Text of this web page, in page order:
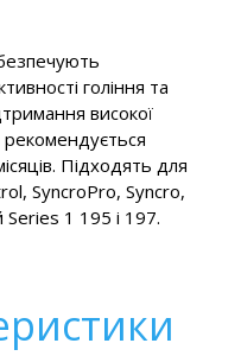
гоління та
високої
Підходять для
SyncroPro, Syncro,
1 195 і 197.